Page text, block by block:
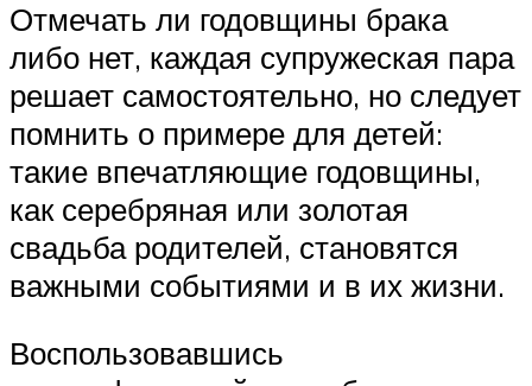
Отмечать ли годовщины брака
либо нет, каждая супружеская пара
решает самостоятельно, но следует
помнить о примере для детей:
такие впечатляющие годовщины,
как серебряная или золотая
свадьба родителей, становятся
важными событиями и в их жизни.
Воспользовавшись